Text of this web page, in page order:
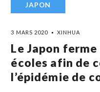
JAPON
3 MARS 2020 XINHUA
Le Japon
écoles afin de
l’épidémie de